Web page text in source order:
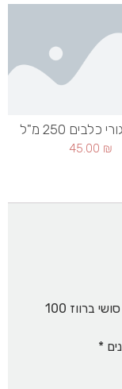
250 מ"ל
45.00 ₪
Be the first to review “פרמיום רצועות סושי ברווז 100
*